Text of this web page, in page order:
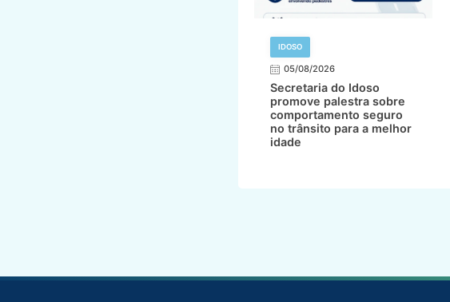
IDOSO
05/08/2026
Secretaria do Idoso
promove palestra sobre
comportamento seguro
no trânsito para a melhor
idade